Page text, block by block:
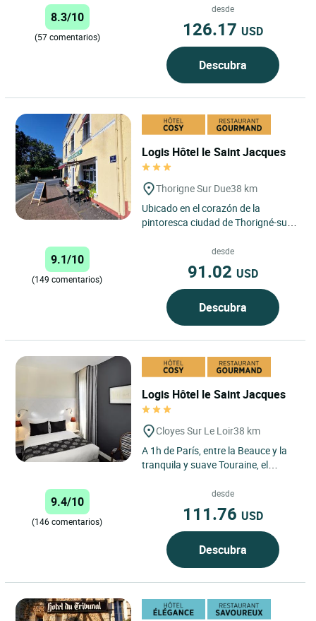
postas en el siglo...
8.3/10
(57 comentarios)
desde
126.17 USD
Descubra
Logis Hôtel le Saint Jacques
Thorigne Sur Due38 km
Ubicado en el corazón de la
pintoresca ciudad de Thorigné-sur-
verdadero remanso de...
9.1/10
(149 comentarios)
desde
91.02 USD
Descubra
Logis Hôtel le Saint Jacques
Cloyes Sur Le Loir38 km
A 1h de París, entre la Beauce y la
tranquila y suave Touraine, el
postas situada en un...
9.4/10
(146 comentarios)
desde
111.76 USD
Descubra